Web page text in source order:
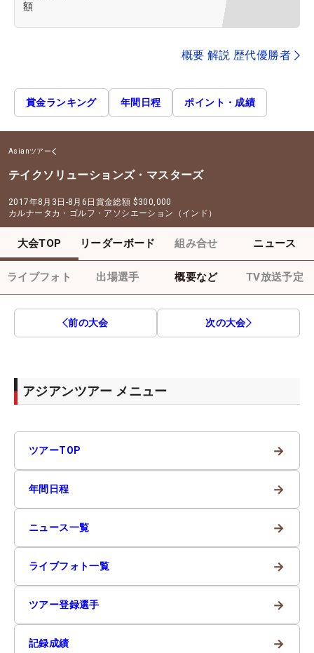
額
概要 解説 歴代優勝者
賞金ランキング 年間日程 ポイント・成績
Asianツアー
テイクソリューションズ・マスターズ
2017年8月3日-8月6日 賞金総額 $300,000
カルナータカ・ゴルフ・アソシエーション（インド）
大会TOP リーダーボード 組み合せ ニュース
ライブフォト 出場選手 概要など TV放送予定
前の大会 次の大会
アジアンツアー メニュー
ツアーTOP →
年間日程 →
ニュース一覧 →
ライブフォト一覧 →
ツアー登録選手 →
記録成績 →